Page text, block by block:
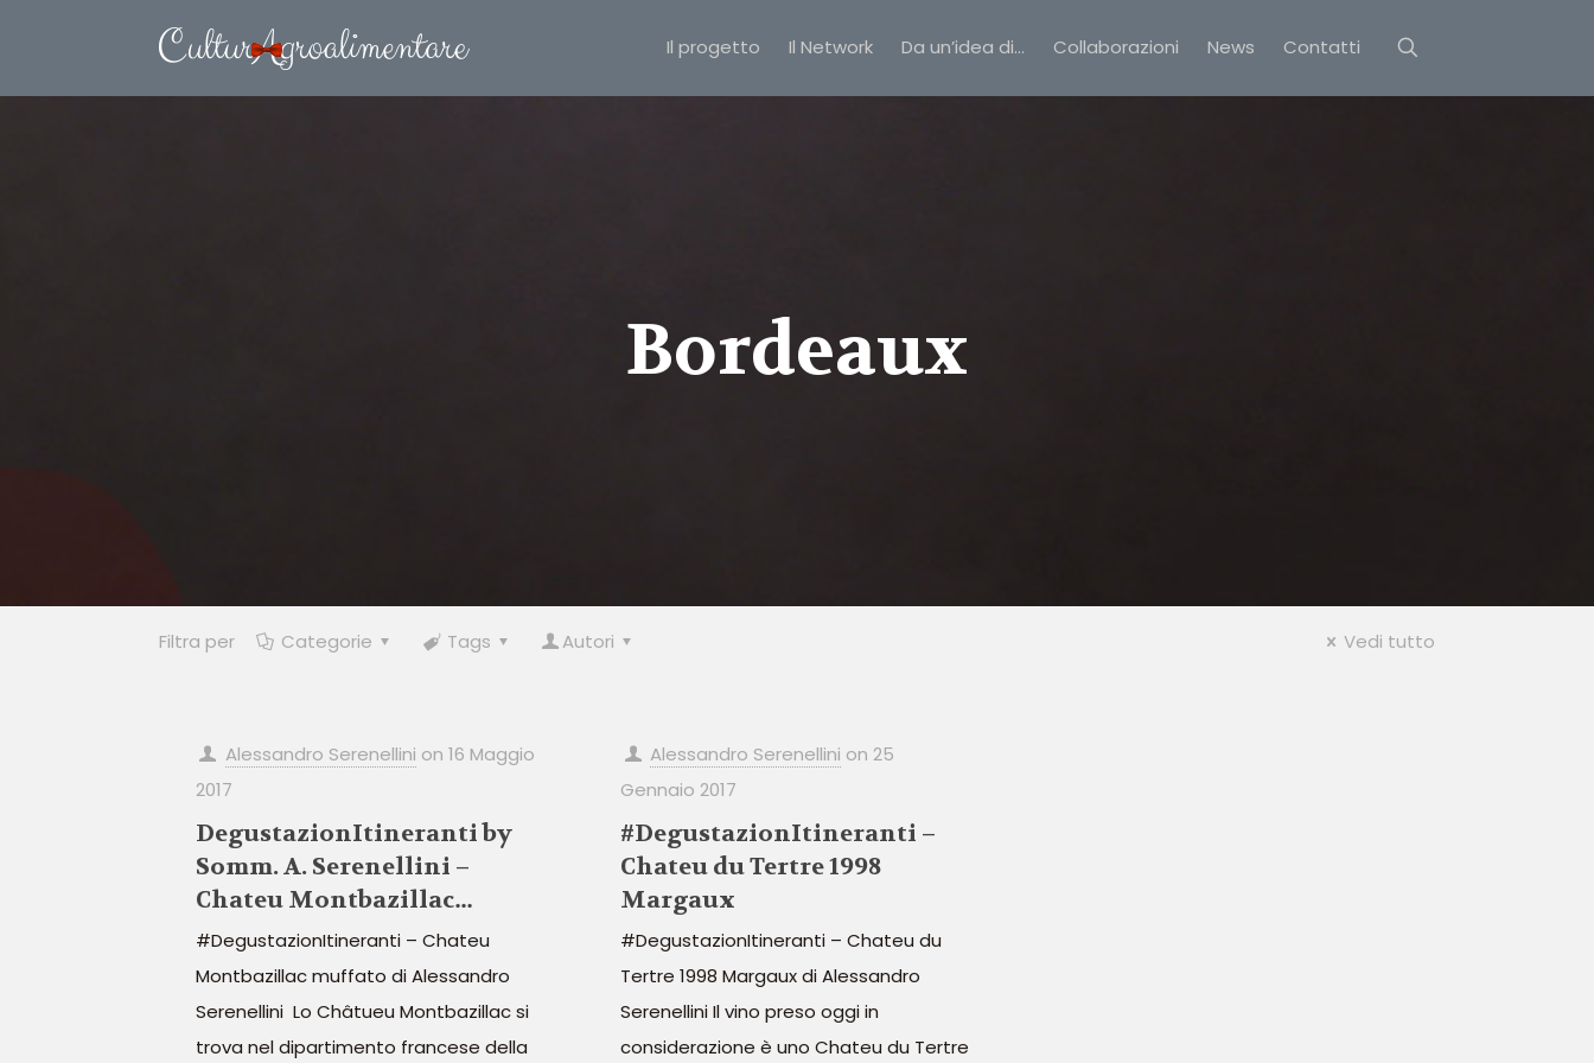
Il progetto Il Network Da un’idea di… Collaborazioni News Contatti
Bordeaux
Filtra per Categorie Tags Autori Vedi tutto
Alessandro Serenellini on 16 Maggio
2017
DegustazionItineranti by
Somm. A. Serenellini –
Chateu Montbazillac
muffato
#DegustazionItineranti – Chateu
Montbazillac muffato di Alessandro
Serenellini Lo Châtueu Montbazillac si
trova nel dipartimento francese della
Alessandro Serenellini on 25
Gennaio 2017
#DegustazionItineranti –
Chateu du Tertre 1998
Margaux
#DegustazionItineranti – Chateu du
Tertre 1998 Margaux di Alessandro
Serenellini Il vino preso oggi in
considerazione è uno Chateu du Tertre